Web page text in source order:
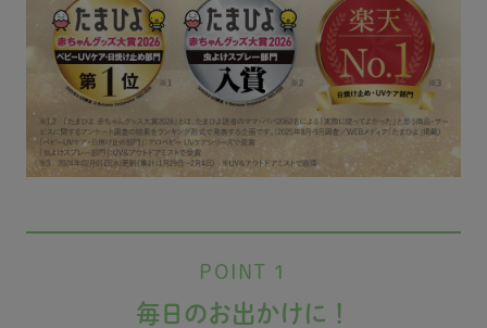
POINT 1
毎日のお出かけに！